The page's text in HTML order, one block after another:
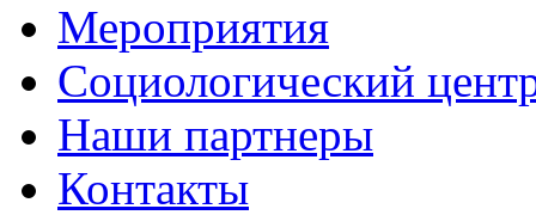
Мероприятия
Социологический
Наши партнеры
Контакты